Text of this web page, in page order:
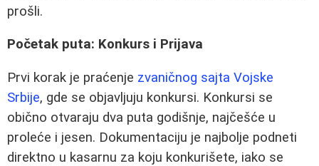
prošli.
Početak puta: Konkurs i Prijava
Prvi korak je praćenje zvaničnog sajta Vojske
Srbije, gde se objavljuju konkursi. Konkursi se
obično otvaraju dva puta godišnje, najčešće u
proleće i jesen. Dokumentaciju je najbolje podneti
direktno u kasarnu za koju konkurišete, iako se